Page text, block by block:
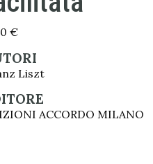
€
Liszt
ACCORDO MILANO